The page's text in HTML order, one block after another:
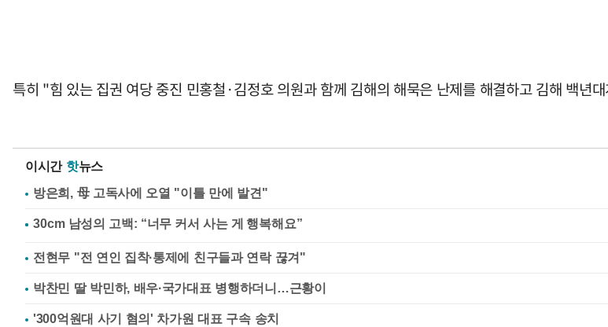
특히 "힘 있는 집권 여당 중진 민홍철·김정호 의원과 함께 김해의 해묵은 난제를 해결하고 김해 백년
이시간 핫뉴스
방은희, 母 고독사에 오열 "이틀 만에 발견"
전현무 "전 연인 집착·통제에 친구들과 연락 끊겨"
박찬민 딸 박민하, 배우·국가대표 병행하더니…근황이
'300억원대 사기 혐의' 차가원 대표 구속 송치